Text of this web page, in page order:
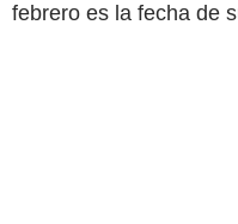
febrero es la fecha de